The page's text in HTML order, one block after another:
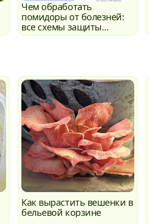
Чем обработать
помидоры от болезней:
все схемы защиты
томатов в одном месте
Как вырастить вешенки в
бельевой корзине